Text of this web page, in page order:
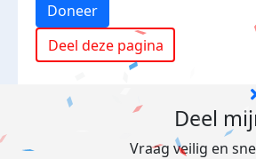
Doneer
Deel deze pagina
Deel
Vraag veilig en